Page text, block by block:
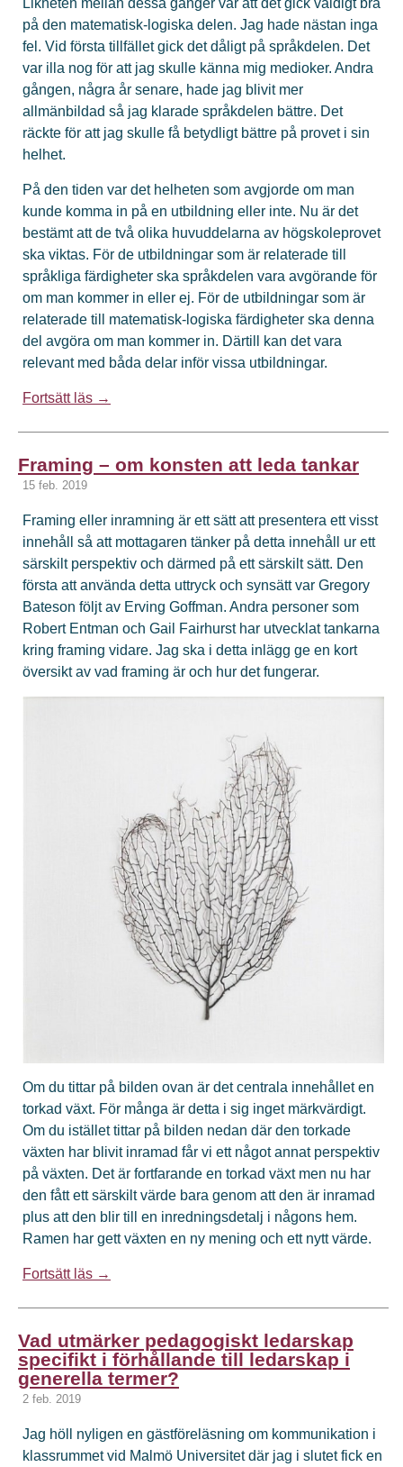
Likheten mellan dessa gånger var att det gick väldigt bra
på den matematisk-logiska delen. Jag hade nästan inga
fel. Vid första tillfället gick det dåligt på språkdelen. Det
var illa nog för att jag skulle känna mig medioker. Andra
gången, några år senare, hade jag blivit mer
allmänbildad så jag klarade språkdelen bättre. Det
räckte för att jag skulle få betydligt bättre på provet i sin
helhet.
På den tiden var det helheten som avgjorde om man
kunde komma in på en utbildning eller inte. Nu är det
bestämt att de två olika huvuddelarna av högskoleprovet
ska viktas. För de utbildningar som är relaterade till
språkliga färdigheter ska språkdelen vara avgörande för
om man kommer in eller ej. För de utbildningar som är
relaterade till matematisk-logiska färdigheter ska denna
del avgöra om man kommer in. Därtill kan det vara
relevant med båda delar inför vissa utbildningar.
Fortsätt läs →
Framing – om konsten att leda tankar
15 feb. 2019
Framing eller inramning är ett sätt att presentera ett visst
innehåll så att mottagaren tänker på detta innehåll ur ett
särskilt perspektiv och därmed på ett särskilt sätt. Den
första att använda detta uttryck och synsätt var Gregory
Bateson följt av Erving Goffman. Andra personer som
Robert Entman och Gail Fairhurst har utvecklat tankarna
kring framing vidare. Jag ska i detta inlägg ge en kort
översikt av vad framing är och hur det fungerar.
Om du tittar på bilden ovan är det centrala innehållet en
torkad växt. För många är detta i sig inget märkvärdigt.
Om du istället tittar på bilden nedan där den torkade
växten har blivit inramad får vi ett något annat perspektiv
på växten. Det är fortfarande en torkad växt men nu har
den fått ett särskilt värde bara genom att den är inramad
plus att den blir till en inredningsdetalj i någons hem.
Ramen har gett växten en ny mening och ett nytt värde.
Fortsätt läs →
Vad utmärker pedagogiskt ledarskap
specifikt i förhållande till ledarskap i
generella termer?
2 feb. 2019
Jag höll nyligen en gästföreläsning om kommunikation i
klassrummet vid Malmö Universitet där jag i slutet fick en